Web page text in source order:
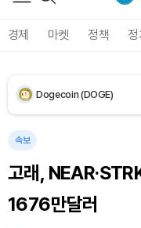
경제 마켓 정책 정
Dogecoin (DOGE)
속보
고래,
1676만달러